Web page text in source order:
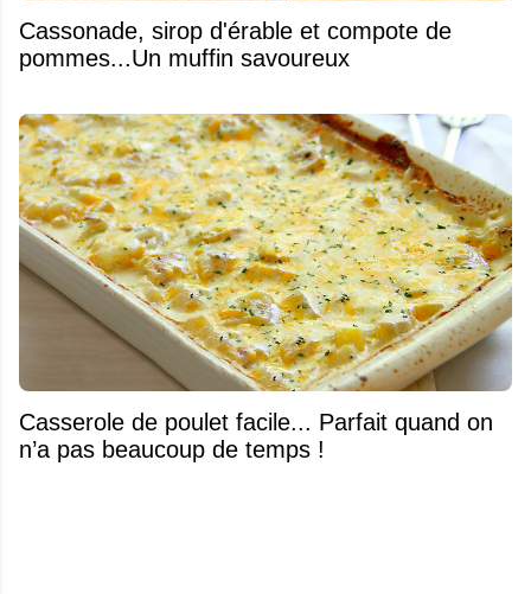
​Cassonade, sirop d'érable et compote de
pommes...Un muffin savoureux
Casserole de poulet facile... Parfait quand on
n’a pas beaucoup de temps !